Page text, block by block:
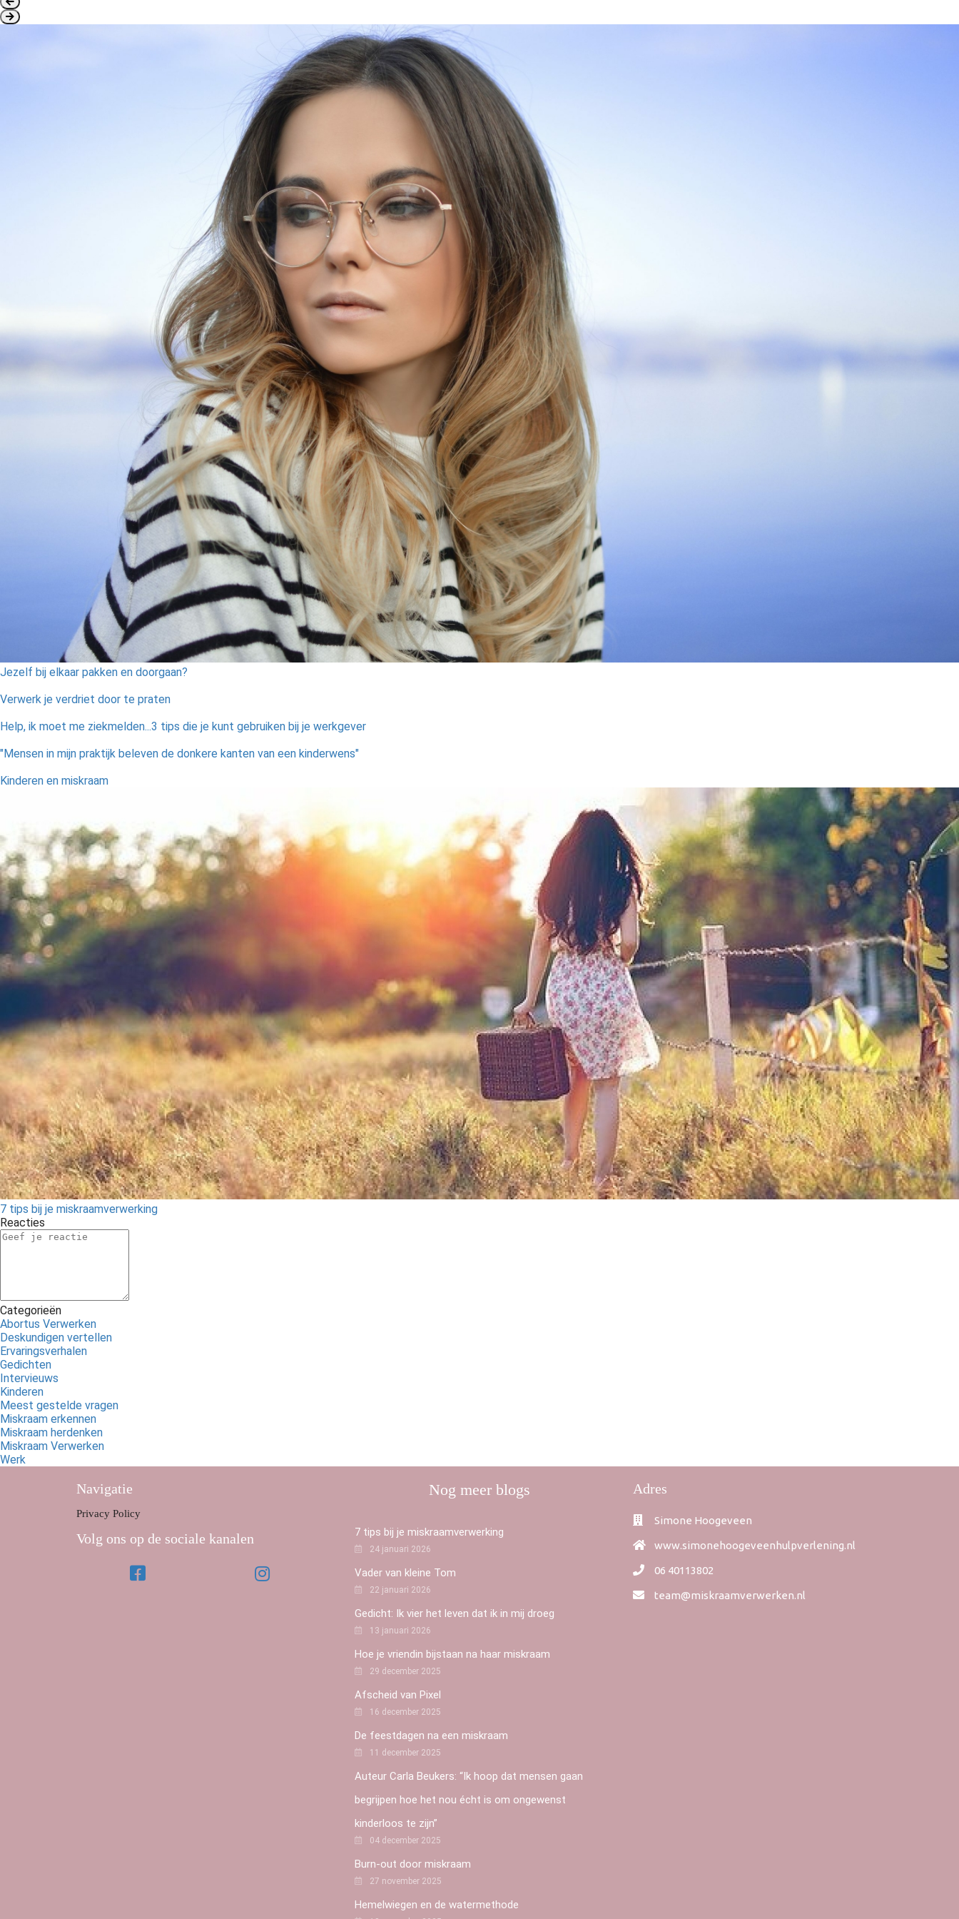
Jezelf bij elkaar pakken en doorgaan?
Verwerk je verdriet door te praten
Help, ik moet me ziekmelden...3 tips die je kunt gebruiken bij je werkgever
"Mensen in mijn praktijk beleven de donkere kanten van een kinderwens"
Kinderen en miskraam
7 tips bij je miskraamverwerking
Reacties
Categorieën
Abortus Verwerken
Deskundigen vertellen
Ervaringsverhalen
Gedichten
Intervieuws
Kinderen
Meest gestelde vragen
Miskraam erkennen
Miskraam herdenken
Miskraam Verwerken
Werk
Navigatie
Privacy Policy
Volg ons op de sociale kanalen
Nog meer blogs
7 tips bij je miskraamverwerking
24 januari 2026
Vader van kleine Tom
22 januari 2026
Gedicht: Ik vier het leven dat ik in mij droeg
13 januari 2026
Hoe je vriendin bijstaan na haar miskraam
29 december 2025
Afscheid van Pixel
16 december 2025
De feestdagen na een miskraam
11 december 2025
Auteur Carla Beukers: “Ik hoop dat mensen gaan
begrijpen hoe het nou écht is om ongewenst
kinderloos te zijn”
04 december 2025
Burn-out door miskraam
27 november 2025
Hemelwiegen en de watermethode
Adres
Simone Hoogeveen
www.simonehoogeveenhulpverlening.nl
06 40113802
team@miskraamverwerken.nl